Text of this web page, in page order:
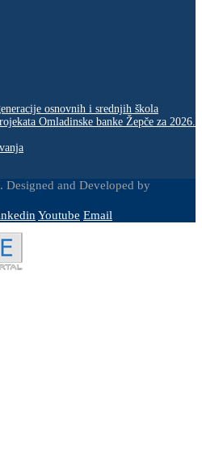
osnovnih i srednjih škola
Omladinske banke Žepče za 2026.
Designed and Developed by
Youtube Email